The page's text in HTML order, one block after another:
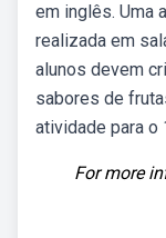
em inglês. Uma
realizada em
alunos devem
sabores de
atividade para o
For more